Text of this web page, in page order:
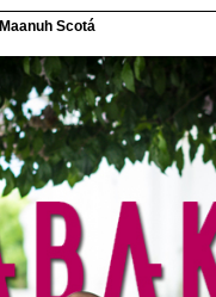
Maanuh Scotá